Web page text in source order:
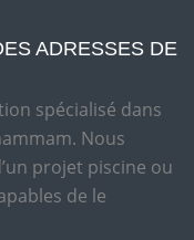
ADRESSES DE
spécialisé dans
Nous
projet piscine ou
de le